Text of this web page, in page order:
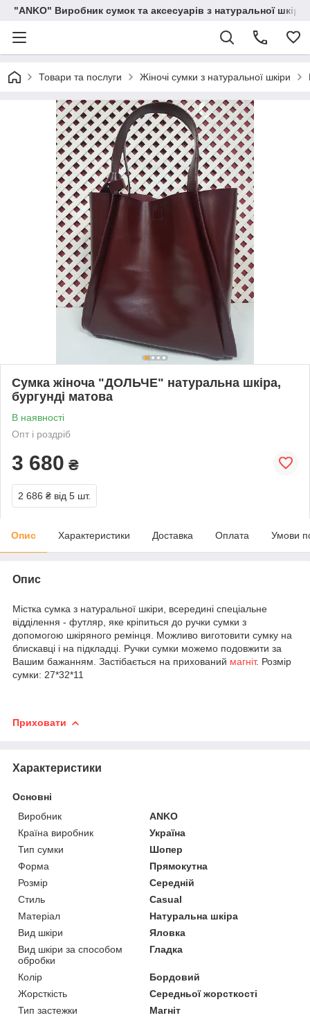
"ANKO" Виробник сумок та аксесуарів з натуральної шкіри.
Товари та послуги Жіночі сумки з натуральної шкіри
Сумка жіноча "ДОЛЬЧЕ" натуральна шкіра,
бургунді матова
В наявності
Опт і роздріб
3 680 ₴
2 686 ₴ від 5 шт.
Опис Характеристики Доставка Оплата Умови
Опис
Містка сумка з натуральної шкіри, всередині спеціальне
відділення - футляр, яке кріпиться до ручки сумки з
допомогою шкіряного ремінця. Можливо виготовити сумку на
блискавці і на підкладці. Ручки сумки можемо подовжити за
Вашим бажанням. Застібається на прихований магніт. Розмір
сумки: 27*32*11
Приховати
Характеристики
Основні
Виробник
ANKO
Країна виробник
Україна
Тип сумки
Шопер
Форма
Прямокутна
Розмір
Середній
Стиль
Casual
Матеріал
Натуральна шкіра
Вид шкіри
Яловка
Вид шкіри за способом
обробки
Гладка
Колір
Бордовий
Жорсткість
Середньої жорсткості
Тип застежки
Магніт